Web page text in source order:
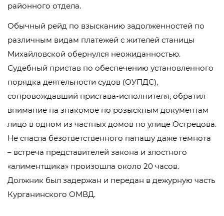
районного отдела.
Обычный рейд по взысканию задолженностей по
различным видам платежей с жителей станицы
Михайловской обернулся неожиданностью.
Судебный пристав по обеспечению установленного
порядка деятельности судов (ОУПДС),
сопровождавший пристава-исполнителя, обратил
внимание на знакомое по розыскным документам
лицо в одном из частных домов по улице Острецова.
Не спасла безответственного папашу даже темнота
– встреча представителей закона и злостного
«алиментщика» произошла около 20 часов.
Должник был задержан и передан в дежурную часть
Курганинского ОМВД.